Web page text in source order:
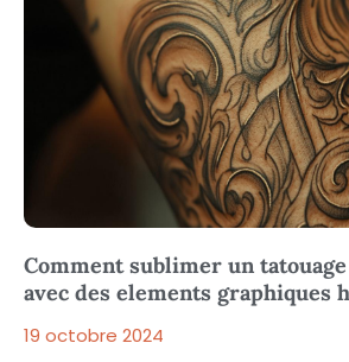
Comment sublimer un
avec des elements graphiques
19 octobre 2024